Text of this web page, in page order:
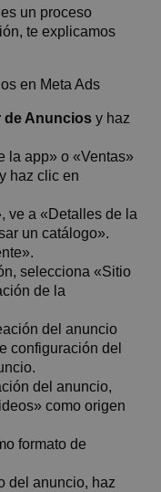
un proceso
te explicamos
de Anuncios y haz
la app» o «Ventas»
haz clic en
ve a «Detalles de la
un catálogo».
selecciona «Sitio
de la
del anuncio
configuración del
del anuncio,
como origen
formato de
del anuncio, haz